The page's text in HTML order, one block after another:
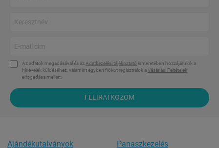
Az adatok megadásával és az Adatkezelési tájékoztató ismeretében hozzájárulok a
hírlevelek küldéséhez, valamint egyben fiókot regisztrálok aVásárlási Feltételek
elfogadása mellett.
FELIRATKOZOM
Ajándékutalványok
Panaszkezelés